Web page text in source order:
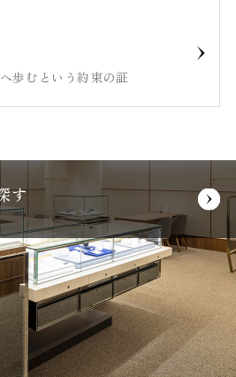
歩むという約束の証
す